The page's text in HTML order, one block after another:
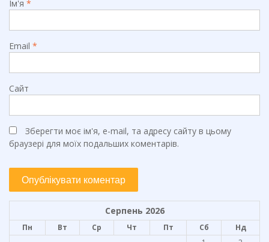
Ім'я *
Email *
Сайт
Зберегти моє ім'я, e-mail, та адресу сайту в цьому
браузері для моїх подальших коментарів.
Серпень 2026
Пн Вт Ср Чт Пт Сб
Нд